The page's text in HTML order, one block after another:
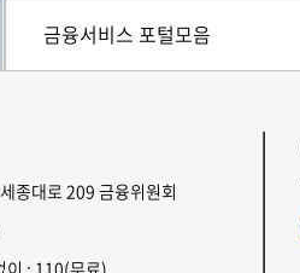
종대로 209 금융위원회
이 : 110(무료)